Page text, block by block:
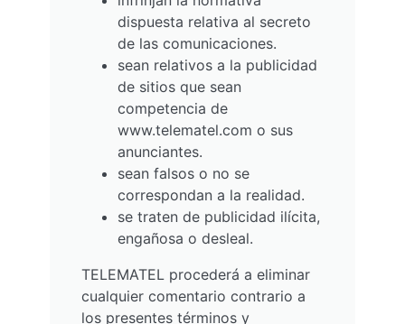
dispuesta relativa al secreto
de las comunicaciones.
sean relativos a la publicidad
de sitios que sean
competencia de
www.telematel.com o sus
anunciantes.
sean falsos o no se
correspondan a la realidad.
se traten de publicidad ilícita,
engañosa o desleal.
TELEMATEL procederá a eliminar
cualquier comentario contrario a
los presentes términos y